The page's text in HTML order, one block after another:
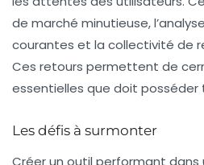
de marché minutieuse,
courantes et la collectivité de
Ces retours permettent de
essentielles que doit posséder
Les défis à surmonter
Créer un outil performant